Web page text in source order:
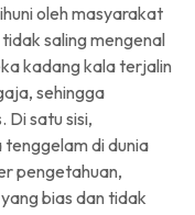
oleh masyarakat
saling mengenal
kadang kala terjalin
sehingga
Di satu sisi,
di dunia
pengetahuan,
bias dan tidak